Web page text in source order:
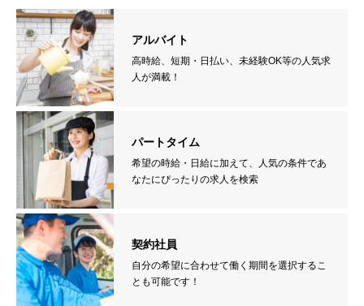
アルバイト
高時給、短期・日払い、未経験OK等の人気求
人が満載！
パートタイム
希望の時給・日給に加えて、人気の条件であ
なたにぴったりの求人を検索
契約社員
自分の希望に合わせて働く期間を選択するこ
とも可能です！